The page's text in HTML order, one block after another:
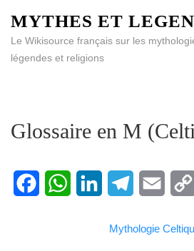
MYTHES ET
Le Wikisource français sur les
légendes et religions
Glossaire en M
Link
Mythologie